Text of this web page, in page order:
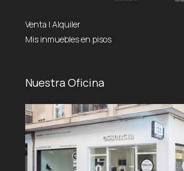
Venta | Alquiler
Mis inmuebles en pisos
Nuestra Oficina